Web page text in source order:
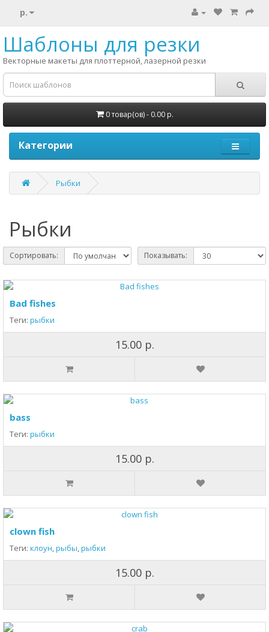
р.
Шаблоны для резки
Векторные макеты для плоттерной, лазерной резки
0 товар(ов) - 0.00 р.
Категории
Рыбки
Рыбки
Сортировать: Показывать:
Bad fishes
Теги: рыбки
15.00 р.
bass
Теги: рыбки
15.00 р.
clown fish
Теги: клоун,рыбы,рыбки
15.00 р.